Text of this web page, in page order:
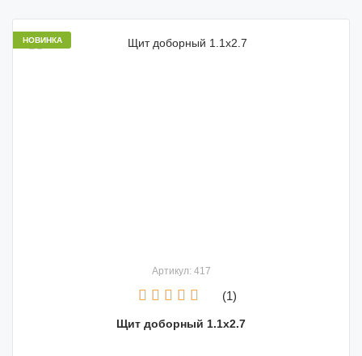
НОВИНКА
Артикул: 417
(1)
Щит доборный 1.1х2.7